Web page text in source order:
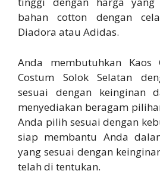
bahan cotton dengan
Diadora atau Adidas.
Anda membutuhkan Kaos
Costum Solok Selatan
sesuai dengan keinginan
menyediakan beragam
Anda pilih sesuai dengan
siap membantu Anda
yang sesuai dengan
telah di tentukan.